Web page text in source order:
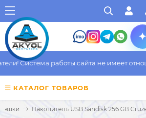
Система работы сайта не имеет
КАТАЛОГ ТОВАРОВ
Накопитель USB Sandisk 256 GB